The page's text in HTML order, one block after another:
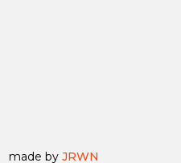
made by JRWN